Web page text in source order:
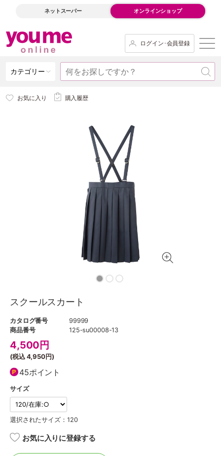
ネットスーパー オンラインショップ
ログイン･会員登録
カテゴリー
お気に入り 購入履歴
スクールスカート
カタログ番号
99999
商品番号
125-su00008-13
4,500 円
(税込4,950円)
45ポイント
サイズ
選択されたサイズ：120
お気に入りに登録する